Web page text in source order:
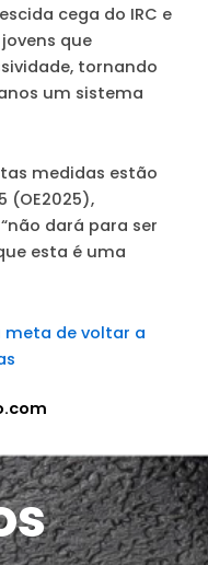
cega do IRC e
que
tornando
um sistema
medidas estão
(OE2025),
“não dará para ser
esta é uma
meta de voltar a